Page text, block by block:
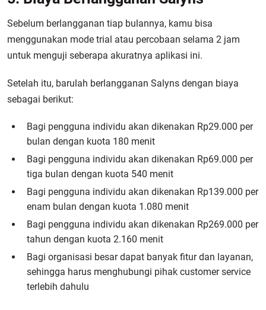
Sebelum berlangganan tiap bulannya, kamu bisa
menggunakan mode trial atau percobaan selama 2 jam
untuk menguji seberapa akuratnya aplikasi ini.
Setelah itu, barulah berlangganan Salyns dengan biaya
sebagai berikut:
Bagi pengguna individu akan dikenakan Rp29.000 per
bulan dengan kuota 180 menit
Bagi pengguna individu akan dikenakan Rp69.000 per
tiga bulan dengan kuota 540 menit
Bagi pengguna individu akan dikenakan Rp139.000 per
enam bulan dengan kuota 1.080 menit
Bagi pengguna individu akan dikenakan Rp269.000 per
tahun dengan kuota 2.160 menit
Bagi organisasi besar dapat banyak fitur dan layanan,
sehingga harus menghubungi pihak customer service
terlebih dahulu